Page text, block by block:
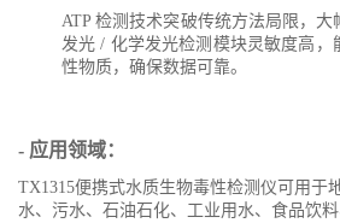
ATP 检测技术突破传统方法局限，大
发光 / 化学发光检测模块灵敏度高，
性物质，确保数据可靠。
- 应用领域：
TX1315便携式水质生物毒性检测仪可用于
水、污水、石油石化、工业用水、食品饮